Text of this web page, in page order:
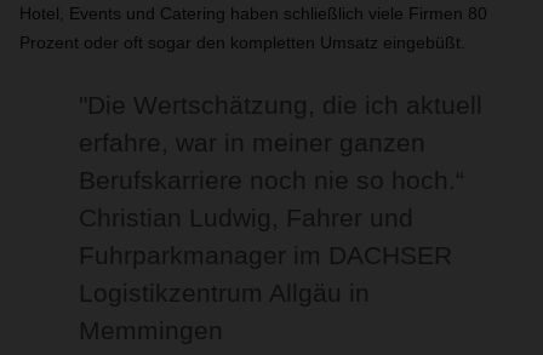
Hotel, Events und Catering haben schließlich viele Firmen 80
Prozent oder oft sogar den kompletten Umsatz eingebüßt.
"Die Wertschätzung, die ich aktuell
erfahre, war in meiner ganzen
Berufskarriere noch nie so hoch.“
Christian Ludwig, Fahrer und
Fuhrparkmanager im DACHSER
Logistikzentrum Allgäu in
Memmingen